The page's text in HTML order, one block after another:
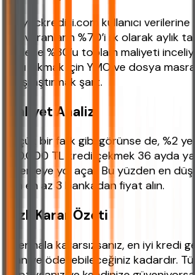
İhtiyackredisi.com kullanıcı
başvuranların %70’i ilk olarak aylık
sadece %30’u toplam maliyeti
karlı çıkmak için YMO ve dosya
karşılaştırmak şart.
Maliyet Analizi
Küçük bir fark gibi görünse de, %2
100.000 TL kredi çekmek 36 ayda
ödemeye yol açar. Bu yüzden en
için en az 3 bankadan fiyat alın.
Hızlı Karar Özeti
Eğer hala kararsızsanız, en iyi kredi
olan ve ödeyebileceğiniz kadardır.